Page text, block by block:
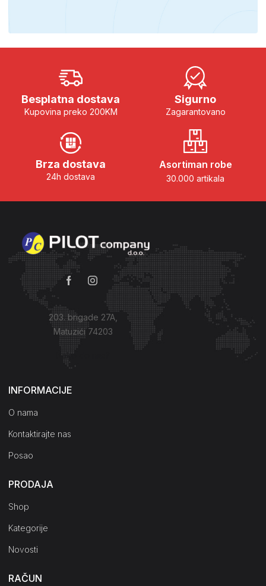
Besplatna dostava
Kupovina preko 200KM
Sigurno
Zagarantovano
Brza dostava
24h dostava
Asortiman robe
30.000 artikala
203. brigade 27A,
Matuzići 74203
Kako do nas?
INFORMACIJE
O nama
Kontaktirajte nas
Posao
PRODAJA
Shop
Kategorije
Novosti
RAČUN